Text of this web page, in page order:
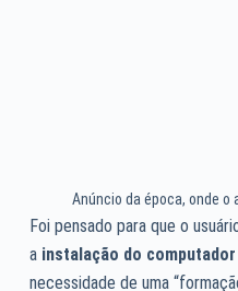
Anúncio da época, onde o
Foi pensado para que o
a instalação do
necessidade de uma